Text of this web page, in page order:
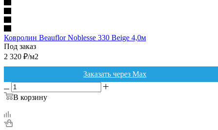
Ковролин Beauflor Noblesse 330 Beige 4,0м
Под заказ
2 320 ₽/м2
Заказать через Max
В корзину